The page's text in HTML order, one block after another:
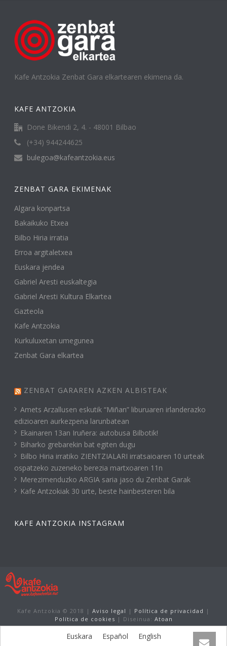
Kafe Antzokia Zenbat Gara elkartearen ekimena da.
KAFE ANTZOKIA
Done Bikendi 2, 4. - 48001 Bilbao
(+34) 944244625
bulegoa@kafeantzokia.eus
ZENBAT GARA EKIMENAK
Algara konpartsa
Bakaikuko Etxea
Bilbo Hiria irratia
Erroa argitaletxea
Euskara jendea
Gabriel Aresti euskaltegia
Gabriel Aresti Kultura Elkartea
Gazteola
Kafe Antzokia
Kurkuluxetan umegunea
Zenbat Gara elkartea
ZENBAT GARAREN AZKEN ALBISTEAK
Amets Arzallusen eskutik “Miñan” liburuaren irlanderazko
edizioaren aurkezpena larunbatean
Ekainaren 13an Iruñera: autobusa Bilbotik!
Biharko grebarekin bat egiten dugu
Bilbo Hiria irratiko ZIENTZIALARI irratsaioaren 10 urteak
ospatzeko zuzeneko berezia martxoaren 11n
Merezimenduzko ARGIA saria jaso du Zenbat Garak
Kafe Antzokiak 30 urte, beste hainbesteren bila
KAFE ANTZOKIA INSTAGRAM
Kafe Antzokia © 2018 | Aviso legal | Política de privacidad |
Política de cookies | Diseinua: Atoan
Euskara Español English